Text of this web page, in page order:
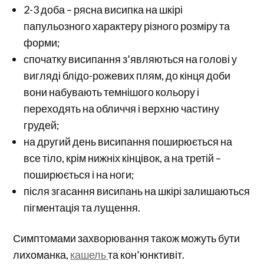
2-3 доба – рясна висипка на шкірі
папульозного характеру різного розміру та
форми;
спочатку висипання з’являються на голові у
вигляді блідо-рожевих плям, до кінця доби
вони набувають темнішого кольору і
переходять на обличчя і верхню частину
грудей;
на другий день висипання поширюється на
все тіло, крім нижніх кінцівок, а на третій –
поширюється і на ноги;
після згасання висипань на шкірі залишаються
пігментація та лущення.
Симптомами захворювання також можуть бути
лихоманка, кашельта кон’юнктивіт.